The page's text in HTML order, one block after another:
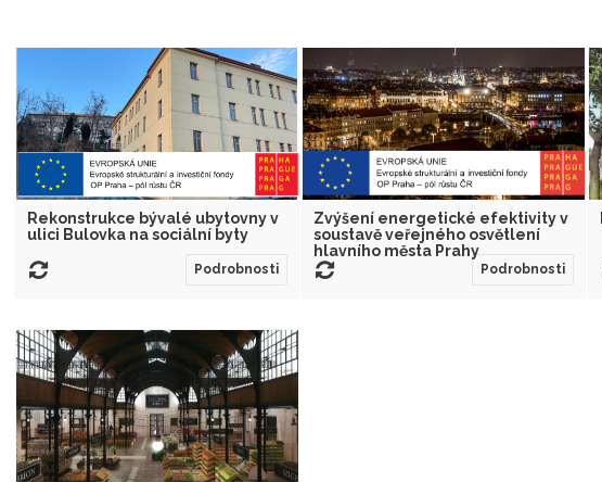
Rekonstrukce bývalé ubytovny v
ulici Bulovka na sociální byty
Podrobnosti
Zvýšení energetické efektivity v
soustavě veřejného osvětlení
hlavního města Prahy
Podrobnosti